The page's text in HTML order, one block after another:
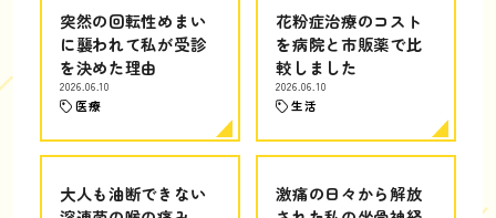
突然の回転性めまい
に襲われて私が受診
を決めた理由
2026.06.10
医療
花粉症治療のコスト
を病院と市販薬で比
較しました
2026.06.10
生活
大人も油断できない
激痛の日々から解放